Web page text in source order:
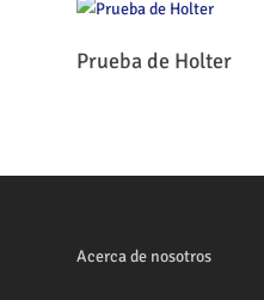
Leer Más
Prueba de Holter
Acerca de nosotros